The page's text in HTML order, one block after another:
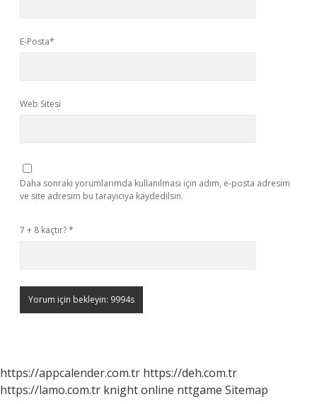
E-Posta*
Web Sitesi
Daha sonraki yorumlarımda kullanılması için adım, e-posta adresim
ve site adresim bu tarayıcıya kaydedilsin.
7 + 8 kaçtır?*
https://appcalender.com.tr https://deh.com.tr
https://lamo.com.tr knight online nttgame Sitemap